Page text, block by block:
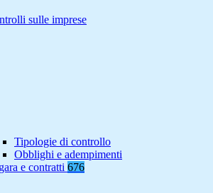
sulle imprese
Tipologie di controllo
Obblighi e adempimenti
e contratti 676